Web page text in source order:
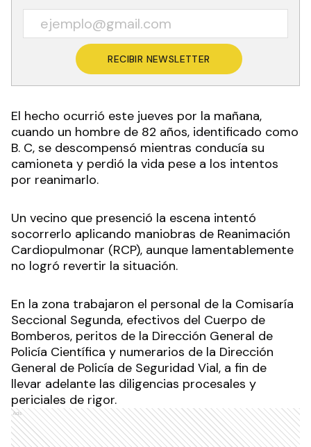
RECIBIR NEWSLETTER
El hecho ocurrió este jueves por la mañana,
cuando un hombre de 82 años, identificado como
B. C, se descompensó mientras conducía su
camioneta y perdió la vida pese a los intentos
por reanimarlo.
Un vecino que presenció la escena intentó
socorrerlo aplicando maniobras de Reanimación
Cardiopulmonar (RCP), aunque lamentablemente
no logró revertir la situación.
En la zona trabajaron el personal de la Comisaría
Seccional Segunda, efectivos del Cuerpo de
Bomberos, peritos de la Dirección General de
Policía Científica y numerarios de la Dirección
General de Policía de Seguridad Vial, a fin de
llevar adelante las diligencias procesales y
periciales de rigor.
Ads